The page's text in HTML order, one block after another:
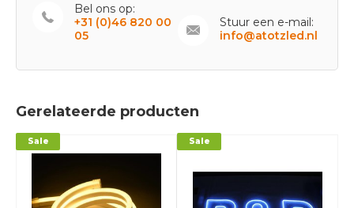
Bel ons op:
+31 (0)46 820 00
05
Stuur een e-mail:
info@atotzled.nl
Gerelateerde producten
Sale Sale